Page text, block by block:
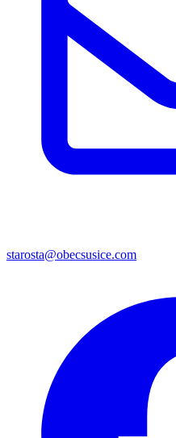
starosta@obecsusice.com